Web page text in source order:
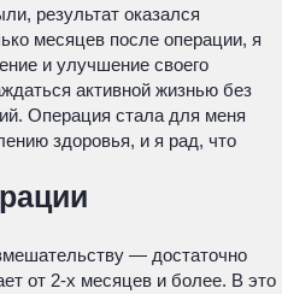
результат оказался
месяцев после операции, я
и улучшение своего
активной жизнью без
Операция стала для меня
здоровья, и я рад, что
— достаточно
от 2-х месяцев и более. В это